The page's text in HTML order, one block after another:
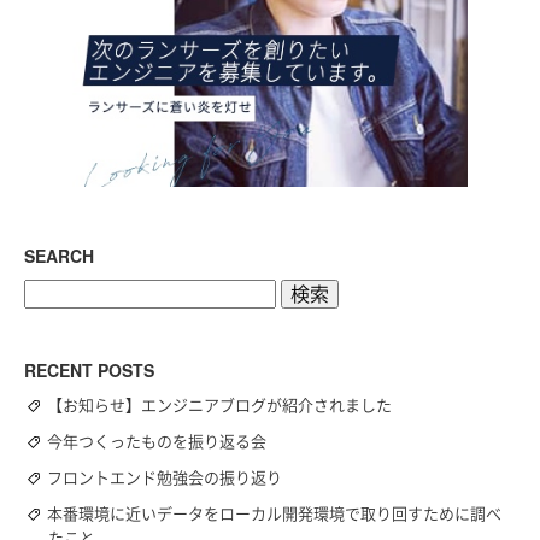
SEARCH
RECENT POSTS
【お知らせ】エンジニアブログが紹介されました
今年つくったものを振り返る会
フロントエンド勉強会の振り返り
本番環境に近いデータをローカル開発環境で取り回すために調べ